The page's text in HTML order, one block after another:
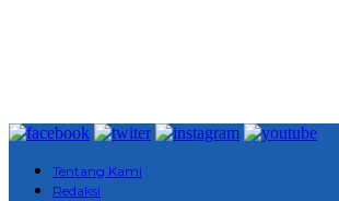
Tentang Kami
Redaksi